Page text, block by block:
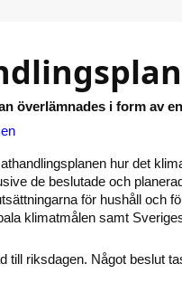
överlämnades i form av
hur det
de beslutade och
för hushåll och
klimatmålen samt
till riksdagen. Något beslut